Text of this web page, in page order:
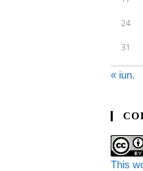
24
31
« iun.
This